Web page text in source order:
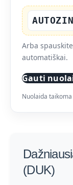
Arba
automatiškai.
Gauti
Nuolaida
(DUK)